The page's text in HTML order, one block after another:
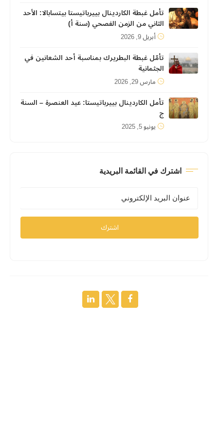
تأمل غبطة الكاردينال بييرباتيستا بيتسابالا: الأحد
الثاني من الزمن الفصحي (سنة أ)
أبريل 9, 2026
تأمّل غبطة البطريرك بمناسبة أحد الشعانين في
الجثمانية
مارس 29, 2026
تأمل الكاردينال بييرباتيستا: عيد العنصرة – السنة
ج
يونيو 5, 2025
اشترك في القائمة البريدية
اشترك